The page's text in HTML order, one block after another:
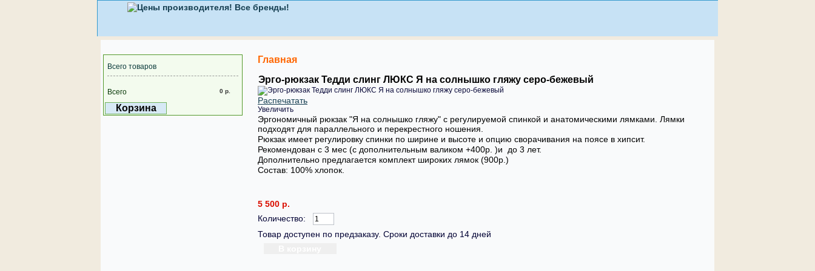
Всего товаров
Всего 0 р.
Корзина
Главная
Эрго-рюкзак Тедди слинг ЛЮКС Я на солнышко гляжу серо-бежевый
Распечатать
Увеличить
Эргономичный рюкзак "Я на солнышко гляжу " с регулируемой спинкой и анатомическими лямками. Лямки
подходят для параллельного и перекрестного ношения.
Рюкзак имеет регулировку спинки по ширине и высоте и опцию сворачивания на поясе в хипсит.
Рекомендован с 3 мес (с дополнительным валиком +400р. )и до 3 лет.
Дополнительно предлагается комплект широких лямок (900р.)
Состав: 100% хлопок.
5 500 р.
Количество:
Товар доступен по предзаказу. Сроки доставки до 14 дней